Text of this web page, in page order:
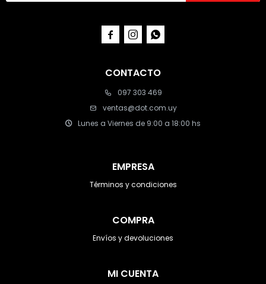
CONTACTO
097 303 469
ventas@dot.com.uy
Lunes a Viernes de 9:00 a 18:00 hs
EMPRESA
Términos y condiciones
COMPRA
Envíos y devoluciones
MI CUENTA
  